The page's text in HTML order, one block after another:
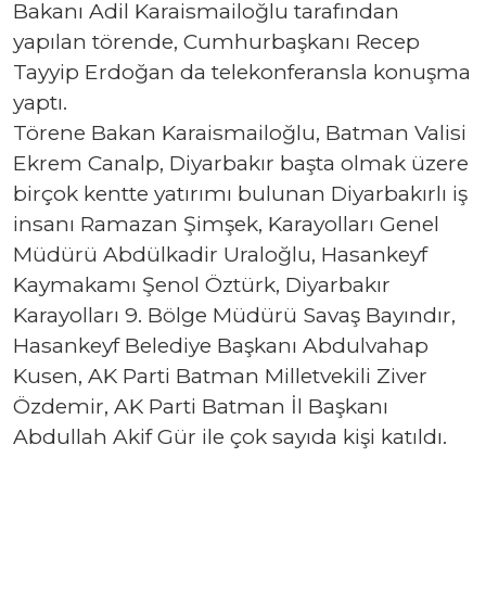
Bakanı Adil Karaismailoğlu tarafından
yapılan törende, Cumhurbaşkanı Recep
Tayyip Erdoğan da telekonferansla konuşma
yaptı.
Törene Bakan Karaismailoğlu, Batman Valisi
Ekrem Canalp, Diyarbakır başta olmak üzere
birçok kentte yatırımı bulunan Diyarbakırlı iş
insanı Ramazan Şimşek, Karayolları Genel
Müdürü Abdülkadir Uraloğlu, Hasankeyf
Kaymakamı Şenol Öztürk, Diyarbakır
Karayolları 9. Bölge Müdürü Savaş Bayındır,
Hasankeyf Belediye Başkanı Abdulvahap
Kusen, AK Parti Batman Milletvekili Ziver
Özdemir, AK Parti Batman İl Başkanı
Abdullah Akif Gür ile çok sayıda kişi katıldı.